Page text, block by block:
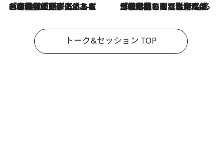
2026.8.3
「今後値上げがあるとすれば…」「リスクがあるのは今年の冬」エネルギー専門家が語る、ホルムズ海峡封鎖が家庭にもたらす“ある心配” 2026.8.3
「住宅建てられない…」「サーチャージ料の高値が続いている」ホルムズ海峡封鎖による影響はいつまで続く？《エネルギー専門家に聞く“どうなる日本の暮らし”》
トーク&セッション TOP